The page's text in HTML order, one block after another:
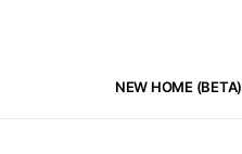
NEW HOME (BETA)